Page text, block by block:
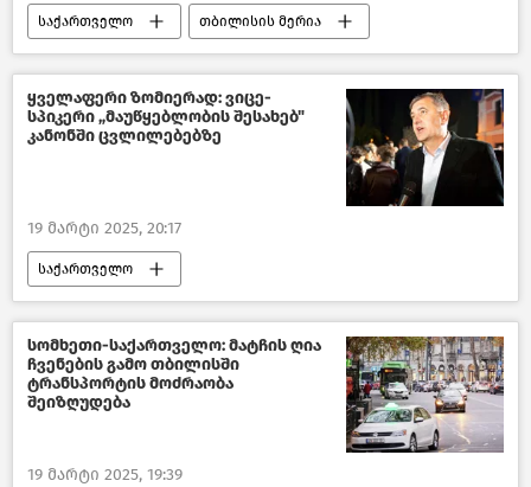
საქართველო თბილისის მერია
თბილისი დღეს საზოგადოება
ახალი ამბები
ყველაფერი ზომიერად: ვიცე-
სპიკერი „მაუწყებლობის შესახებ"
კანონში ცვლილებებზე
19 მარტი 2025, 20:17
საქართველო
საქართველოს პარლამენტი
კანონმდებლობა
პოლიტიკა საქართველოში
ახალი ამბები
სომხეთი-საქართველო: მატჩის ღია
ჩვენების გამო თბილისში
ტრანსპორტის მოძრაობა
შეიზღუდება
19 მარტი 2025, 19:39